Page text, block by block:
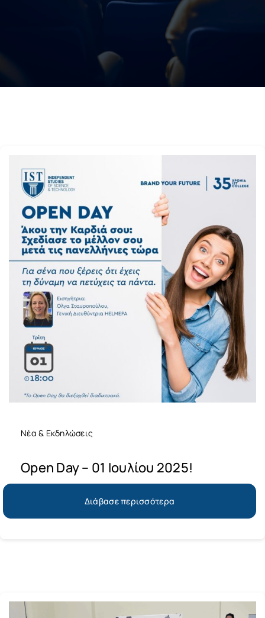
Νέα & Εκδηλώσεις
Open Day – 01 Ιουλίου 2025!
Διάβασε περισσότερα